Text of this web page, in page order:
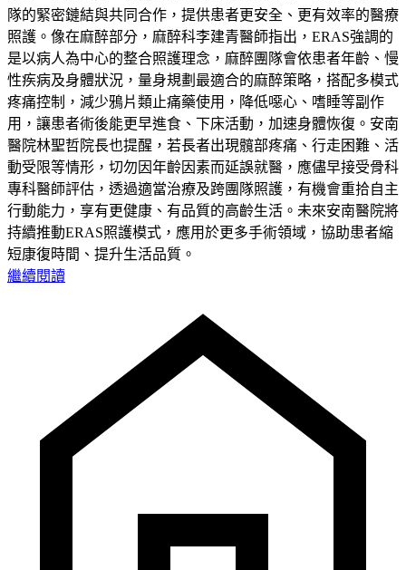
隊的緊密鏈結與共同合作，提供患者更安全、更有效率的醫療
照護。像在麻醉部分，麻醉科李建青醫師指出，ERAS強調的
是以病人為中心的整合照護理念，麻醉團隊會依患者年齡、慢
性疾病及身體狀況，量身規劃最適合的麻醉策略，搭配多模式
疼痛控制，減少鴉片類止痛藥使用，降低噁心、嗜睡等副作
用，讓患者術後能更早進食、下床活動，加速身體恢復。安南
醫院林聖哲院長也提醒，若長者出現髖部疼痛、行走困難、活
動受限等情形，切勿因年齡因素而延誤就醫，應儘早接受骨科
專科醫師評估，透過適當治療及跨團隊照護，有機會重拾自主
行動能力，享有更健康、有品質的高齡生活。未來安南醫院將
持續推動ERAS照護模式，應用於更多手術領域，協助患者縮
短康復時間、提升生活品質。
繼續閱讀